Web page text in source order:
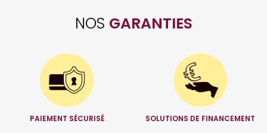
NOS GARANTIES
PAIEMENT SÉCURISÉ SOLUTIONS DE FINANCEMENT